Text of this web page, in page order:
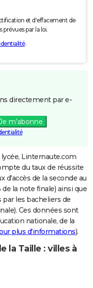
et d'effacement de
prévues par la loi.
.
directement par e-
m'abonne
Linternaute.com
du taux de réussite
d'accès de la seconde au
la note finale) ainsi que
les bacheliers de
Ces données sont
nationale, de la
plus d'informations).
la Taille : villes à